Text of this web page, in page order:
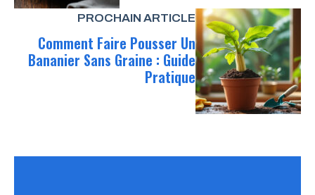
PROCHAIN ARTICLE
Comment Faire Pousser Un
Bananier Sans Graine : Guide
Pratique